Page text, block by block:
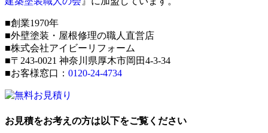
■創業1970年
■外壁塗装・屋根修理の職人直営店
■株式会社アイビーリフォーム
■〒243-0021 神奈川県厚木市岡田4-3-34
■お客様窓口： 0120-24-4734
お見積をお考えの方は以下をご覧ください